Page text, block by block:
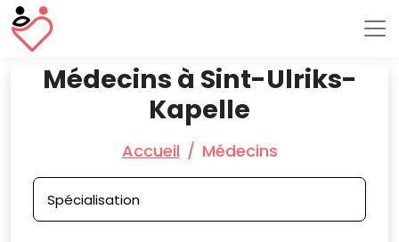
Médecins à Sint-Ulriks-
Kapelle
Accueil Médecins